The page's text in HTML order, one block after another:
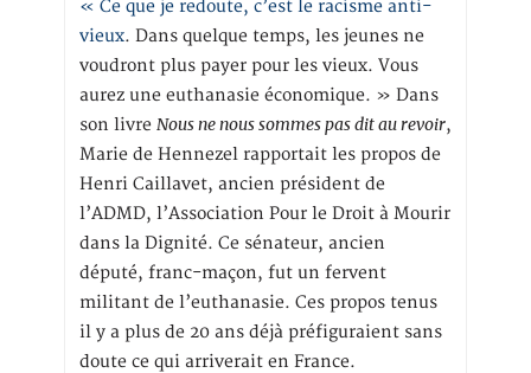
« Ce que je redoute, c’est le racisme anti-
vieux. Dans quelque temps, les jeunes ne
voudront plus payer pour les vieux. Vous
aurez une euthanasie économique. » Dans
son livre Nous ne nous sommes pas dit au revoir,
Marie de Hennezel rapportait les propos de
Henri Caillavet, ancien président de
l’ADMD, l’Association Pour le Droit à Mourir
dans la Dignité. Ce sénateur, ancien
député, franc-maçon, fut un fervent
militant de l’euthanasie. Ces propos tenus
il y a plus de 20 ans déjà préfiguraient sans
doute ce qui arriverait en France.